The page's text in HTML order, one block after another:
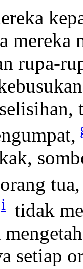
mereka
rupa-
tua,
i tidak
setiap